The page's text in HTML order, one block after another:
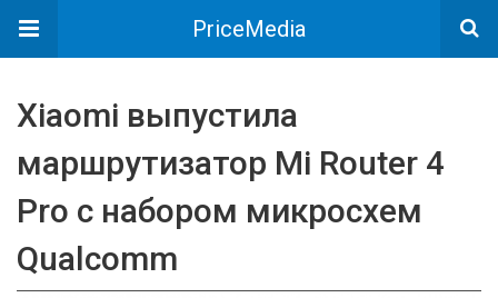
PriceMedia
Xiaomi выпустила
маршрутизатор Mi Router 4
Pro с набором микросхем
Qualcomm